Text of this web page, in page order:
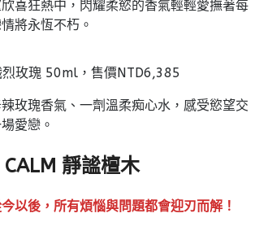
喜狂熱中，閃耀柔慾的香氣輕輕愛撫著每
將永恆不朽。
玫瑰 50ml，售價NTD6,385
玫瑰香氣、一劑溫柔痴心水，感受慾望交
愛戀。
靜謐檀木
以後，所有煩惱與問題都會迎刃而解！